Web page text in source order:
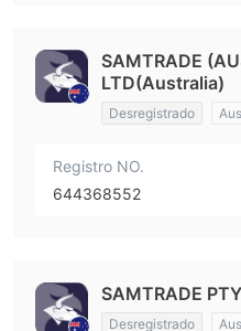
SAMTRADE
LTD(Australia)
Desregistrado
Registro NO.
644368552
SAMTRADE
Desregistrado